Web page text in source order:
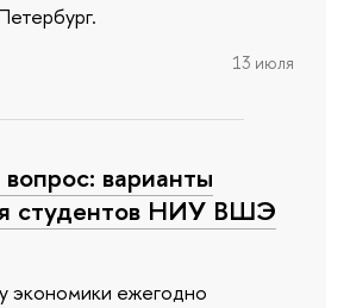
13 июля
варианты
студентов НИУ ВШЭ
экономики ежегодно